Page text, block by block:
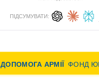
ПІДСУМУВАТИ: